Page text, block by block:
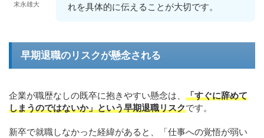
末永雄大
れを具体的に伝えることが大切です。
早期退職のリスクが懸念される
企業が職歴なしの既卒に抱きやすい懸念は、 「すぐに辞めて
しまうのではないか」という早期退職リスクです。
新卒で就職しなかった経緯があると、「仕事への覚悟が弱い